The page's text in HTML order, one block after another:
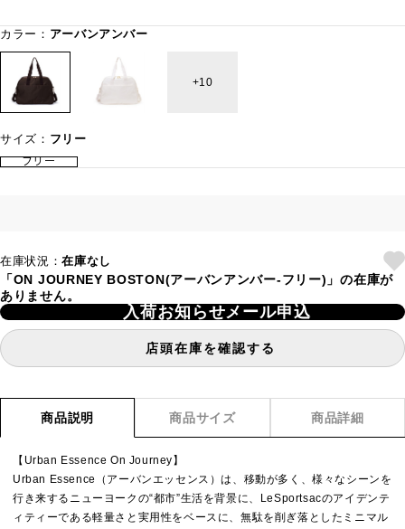
カラー： アーバンアンバー
10
サイズ： フリー
フリー
在庫状況：在庫なし
「ON JOURNEY BOSTON(アーバンアンバー-フリー)」の在庫が
ありません。
入荷お知らせメール申込
店頭在庫を確認する
商品説明 商品サイズ 商品詳細
【Urban Essence On Journey】
Urban Essence（アーバンエッセンス）は、移動が多く、様々なシーンを
行き来するニューヨークの“都市”生活を背景に、LeSportsacのアイデンテ
ィティーである軽量さと実用性をベースに、無駄を削ぎ落としたミニマル